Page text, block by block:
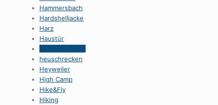
Hammersbach
Hardshelljacke
Harz
Haustür
heuschrecken
Heyweiler
High Camp
Hike&Fly
Hiking